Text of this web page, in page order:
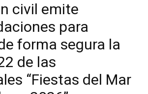
civil emite
para
forma segura la
de las
“Fiestas del Mar